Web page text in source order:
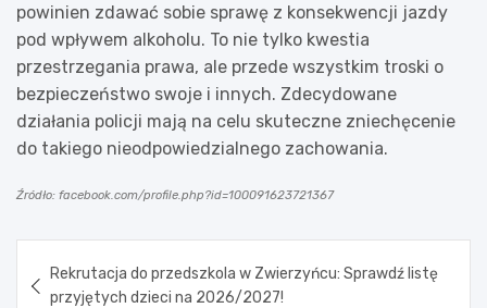
powinien zdawać sobie sprawę z konsekwencji jazdy
pod wpływem alkoholu. To nie tylko kwestia
przestrzegania prawa, ale przede wszystkim troski o
bezpieczeństwo swoje i innych. Zdecydowane
działania policji mają na celu skuteczne zniechęcenie
do takiego nieodpowiedzialnego zachowania.
Źródło: facebook.com/profile.php?id=100091623721367
wpisu
Rekrutacja do przedszkola w Zwierzyńcu: Sprawdź listę
przyjętych dzieci na 2026/2027!